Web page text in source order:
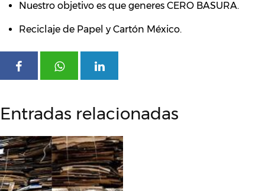
Nuestro objetivo es que generes CERO BASURA.
Reciclaje de Papel y Cartón México.
Entradas relacionadas